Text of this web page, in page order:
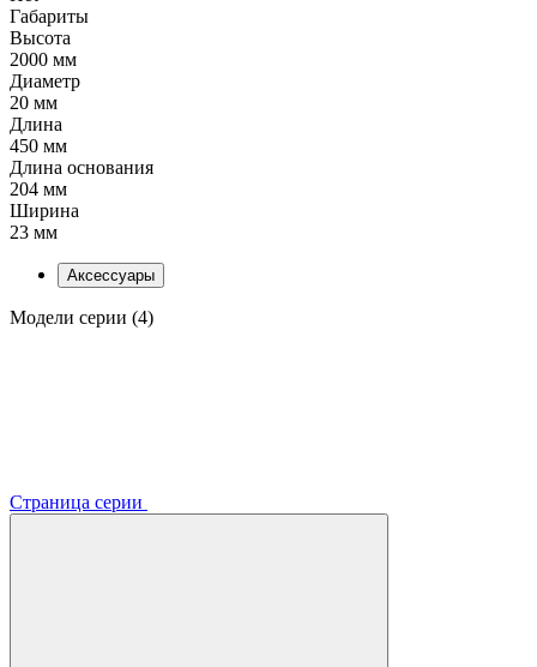
Габариты
Высота
2000 мм
Диаметр
20 мм
Длина
450 мм
Длина основания
204 мм
Ширина
23 мм
Аксессуары
Модели серии (4)
Страница серии